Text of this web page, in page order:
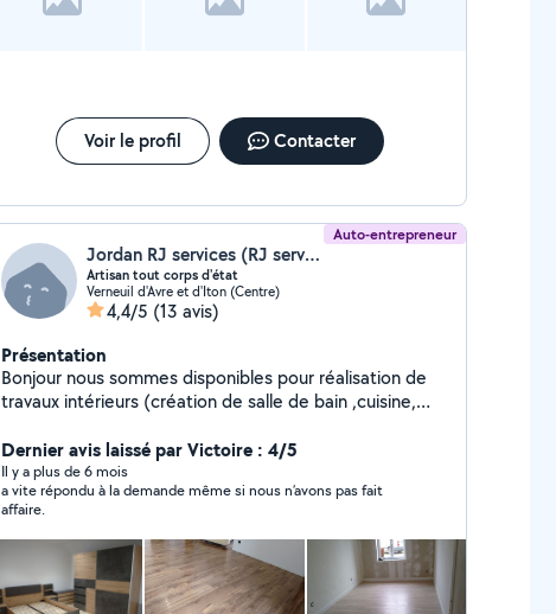
Voir le profil Contacter
Auto-entrepreneur
Jordan RJ services (RJ services)
Artisan tout corps d'état
Verneuil d'Avre et d'Iton (Centre)
4,4/5 (13 avis)
Présentation
Bonjour nous sommes disponibles pour réalisation de
travaux intérieurs (création de salle de bain ,cuisine,
etc...) travaux extérieurs entretien création parc et
jardin N'hésitez pas à nous contacter Devis rapide Rj
services
Dernier avis laissé par Victoire : 4/5
Il y a plus de 6 mois
a vite répondu à la demande même si nous n’avons pas fait
affaire.